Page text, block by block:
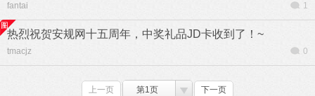
fantai 1
热烈祝贺安规网十五周年，中奖礼品JD卡收到了！~
tmacjz 0
上一页 第1页 下一页